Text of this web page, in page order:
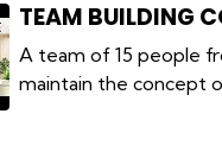
TEAM BUILDING
A team of 15 people
maintain the concept